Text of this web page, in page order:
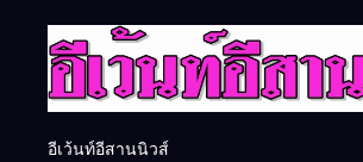
อีเว้นท์อีสานนิวส์